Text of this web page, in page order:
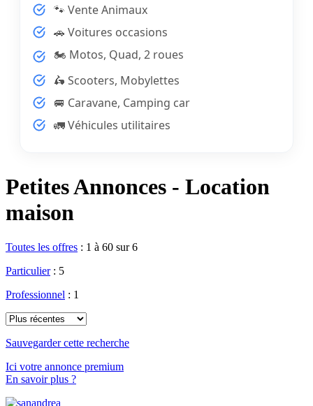
🐾 Vente Animaux
🚗 Voitures occasions
🏍️ Motos, Quad, 2 roues
🛵 Scooters, Mobylettes
🚐 Caravane, Camping car
🚛 Véhicules utilitaires
Petites Annonces - Location
maison
Toutes les offres : 1 à 60 sur 6
Particulier: 5
Professionnel : 1
Sauvegarder cette recherche
Ici votre annonce premium
En savoir plus ?